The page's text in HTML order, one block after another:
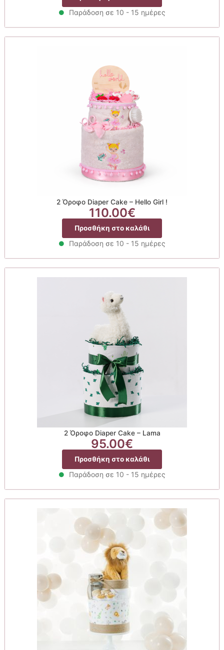
Παράδοση σε 10 - 15 ημέρες
2 Όροφο Diaper Cake – Hello Girl !
110.00€
Προσθήκη στο καλάθι
Παράδοση σε 10 - 15 ημέρες
2 Όροφο Diaper Cake – Lama
95.00€
Προσθήκη στο καλάθι
Παράδοση σε 10 - 15 ημέρες